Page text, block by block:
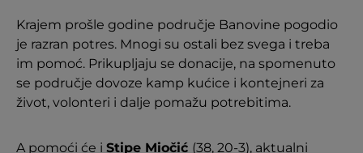
Krajem prošle godine područje Banovine pogodio
je razran potres. Mnogi su ostali bez svega i treba
im pomoć. Prikupljaju se donacije, na spomenuto
se područje dovoze kamp kućice i kontejneri za
život, volonteri i dalje pomažu potrebitima.
A pomoći će i Stipe Miočić (38, 20-3), aktualni